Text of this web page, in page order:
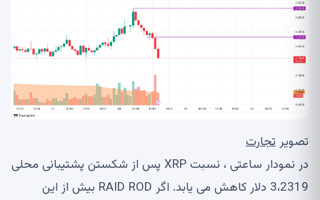
تصویر تجارت
در نمودار ساعتی ، نسبت XRP پس از شکستن پشتیبانی محلی
3،2319 دلار کاهش می یابد. اگر RAID ROD بیش از این